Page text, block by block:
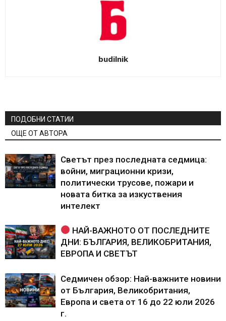
budilnik
ПОДОБНИ СТАТИИ
ОЩЕ ОТ АВТОРА
Светът през последната седмица:
войни, миграционни кризи,
политически трусове, пожари и
новата битка за изкуствения
интелект
НАЙ-ВАЖНОТО ОТ ПОСЛЕДНИТЕ
ДНИ: БЪЛГАРИЯ, ВЕЛИКОБРИТАНИЯ,
ЕВРОПА И СВЕТЪТ
Седмичен обзор: Най-важните новини
от България, Великобритания,
Европа и света от 16 до 22 юли 2026
г.